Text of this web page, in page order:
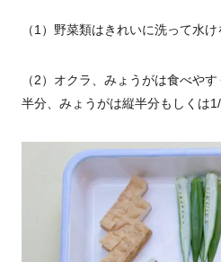
（1）野菜類はきれいに洗って水け
（2）オクラ、みょうがは食べや
半分、みょうがは縦半分もしくは1/